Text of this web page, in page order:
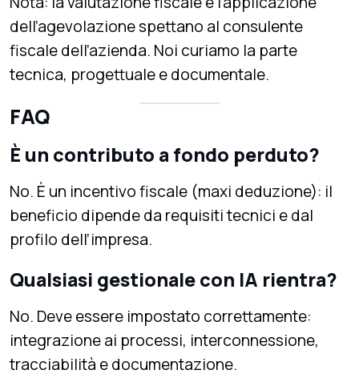
dell’agevolazione spettano al consulente
fiscale dell’azienda. Noi curiamo la parte
tecnica, progettuale e documentale.
FAQ
È un contributo a fondo perduto?
No. È un incentivo fiscale (maxi deduzione): il
beneficio dipende da requisiti tecnici e dal
profilo dell’impresa.
Qualsiasi gestionale con IA rientra?
No. Deve essere impostato correttamente:
integrazione ai processi, interconnessione,
tracciabilità e documentazione.